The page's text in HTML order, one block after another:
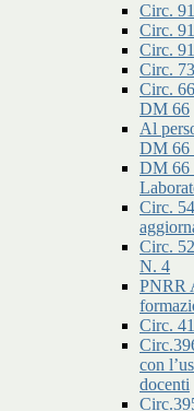
Circ.
Circ.
Circ.
Circ.
Circ.
DM 66
Al
DM 66
DM 66
Circ.
Circ.
N. 4
PNRR
Circ.
con
docenti